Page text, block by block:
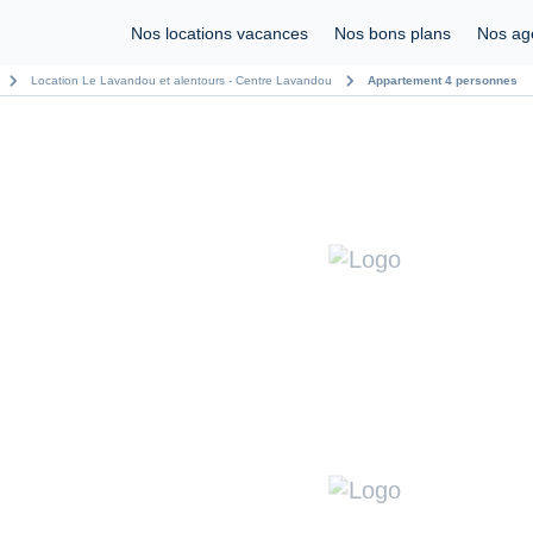
Nos locations vacances Nos bons plans Nos
chevron_right Location Le Lavandou et alentours - Centre Lavandou chevron_right Appartement 4 personnes